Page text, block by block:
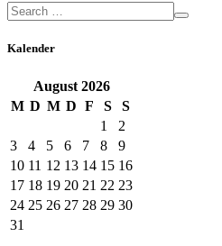
Kalender
August 2026
M D M D F S
S
1
2
3
4 5 6 7 8
9
10 11 12 13 14 15 16
17 18 19 20 21 22 23
24 25 26 27 28 29 30
31